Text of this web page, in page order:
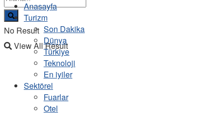
No Result
View All Result
Anasayfa
Turizm
Son Dakika
Dünya
Türkiye
Teknoloji
En iyiler
Sektörel
Fuarlar
Otel